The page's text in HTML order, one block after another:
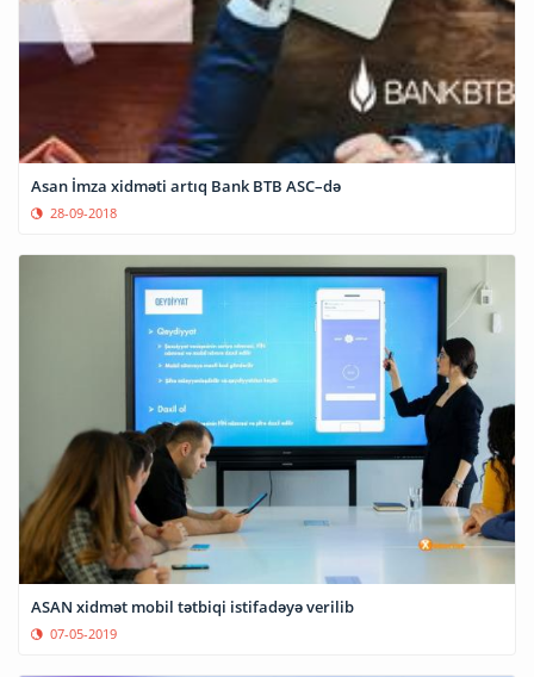
Asan İmza xidməti artıq Bank BTB ASC–də
28-09-2018
ASAN xidmət mobil tətbiqi istifadəyə verilib
07-05-2019